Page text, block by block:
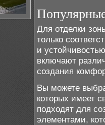
Для отделки
только
и
включают
создания
Вы можете
которых имеет
подходят для
элементами,